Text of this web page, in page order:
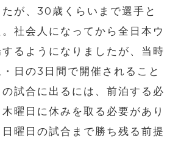
が、30 歳くらいまで選手と
社会人になってから全日本ウ
るようになりましたが、当時
日の3 日間で開催されること
試合に出るには、前泊する必
曜日に休みを取る必要があり
曜日の試合まで勝ち残る前提